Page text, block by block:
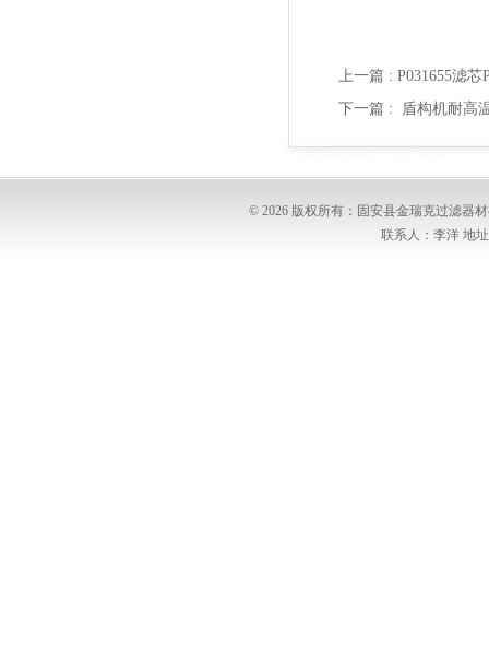
上一篇 : P031655滤
下一篇 : 盾构机耐高
© 2026 版权所有：固安县金瑞克过滤器
联系人：李洋 地